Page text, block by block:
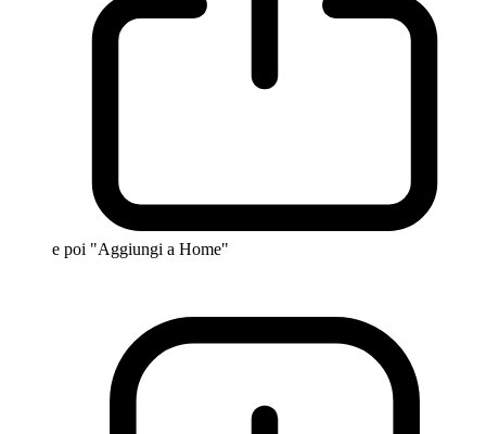
e poi "Aggiungi a Home"